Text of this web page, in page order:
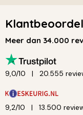
Meer dan 34.000
9,0/10 20.555
9,2/10 13.500